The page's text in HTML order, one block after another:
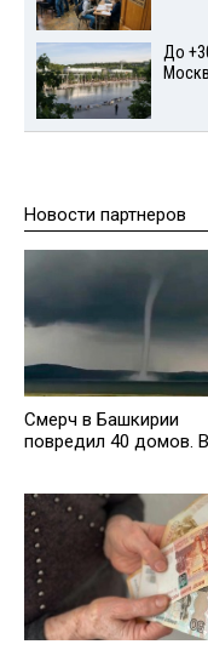
До
Новости партнеров
Смерч в Башкирии
повредил 40 домов.